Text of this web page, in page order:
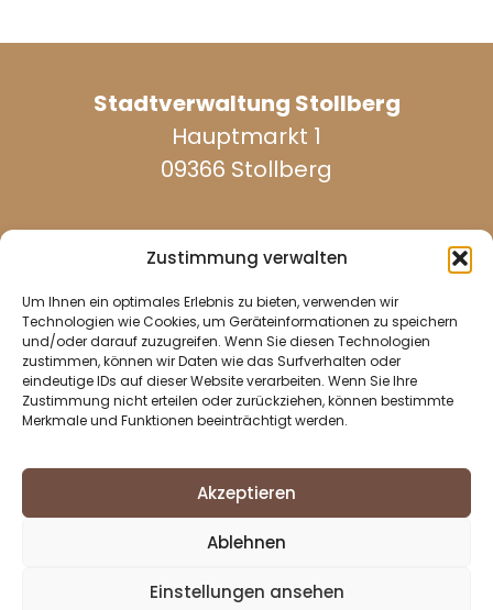
Zustimmung verwalten
Um Ihnen ein optimales Erlebnis zu bieten, verwenden wir
Technologien wie Cookies, um Geräteinformationen zu speichern
und/oder darauf zuzugreifen. Wenn Sie diesen Technologien
zustimmen, können wir Daten wie das Surfverhalten oder
eindeutige IDs auf dieser Website verarbeiten. Wenn Sie Ihre
Zustimmung nicht erteilen oder zurückziehen, können bestimmte
Merkmale und Funktionen beeinträchtigt werden.
Akzeptieren
Ablehnen
Einstellungen ansehen
Stadtverwaltung Stollberg
Hauptmarkt 1
09366 Stollberg
werktags erreichbar:
037296 940
037296 2437
info@stollberg-erzgebirge.de
Impressum
Datenschutz
Cookie-Richtlinie (EU)